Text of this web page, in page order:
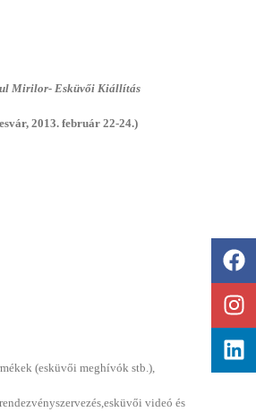
Mirilor- Esküvői Kiállítás
2013. február 22-24.)
(esküvői meghívók stb.),
videó és